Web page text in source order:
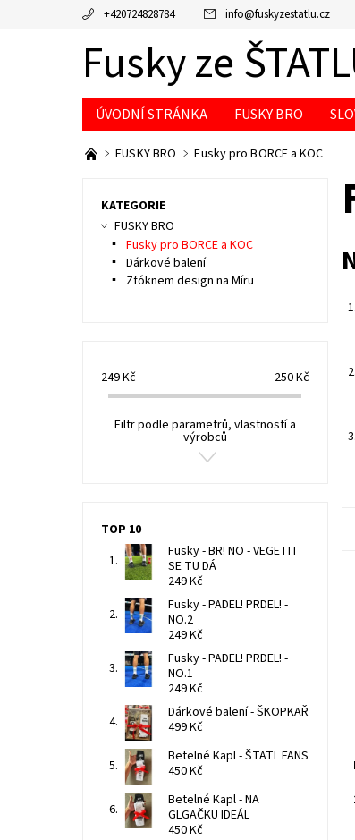
+420724828784 info@fuskyzestatlu.cz
Fusky ze
ÚVODNÍ STRÁNKA FUSKY BRO
FUSKY BRO Fusky pro BORCE a KOC
1.
2.
3.
KATEGORIE
FUSKY BRO
Fusky pro BORCE a KOC
Dárkové balení
Zfóknem design na Míru
249Kč 250Kč
Filtr podle parametrů, vlastností a
výrobců
TOP 10
Fusky - BR! NO - VEGETIT
SE TU DÁ
249 Kč
Fusky - PADEL! PRDEL! -
NO.2
249 Kč
Fusky - PADEL! PRDEL! -
NO.1
249 Kč
Dárkové balení - ŠKOPKAŘ
499 Kč
Betelné Kapl - ŠTATL FANS
450 Kč
Betelné Kapl - NA
GLGAČKU IDEÁL
450 Kč